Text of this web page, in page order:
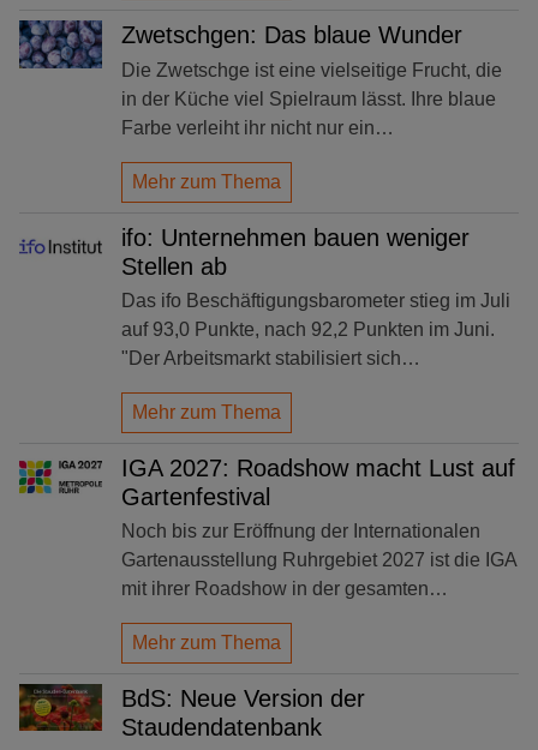
Zwetschgen: Das blaue Wunder
Die Zwetschge ist eine vielseitige Frucht, die
in der Küche viel Spielraum lässt. Ihre blaue
Farbe verleiht ihr nicht nur ein…
Mehr zum Thema
ifo: Unternehmen bauen weniger
Stellen ab
Das ifo Beschäftigungsbarometer stieg im Juli
auf 93,0 Punkte, nach 92,2 Punkten im Juni.
"Der Arbeitsmarkt stabilisiert sich…
Mehr zum Thema
IGA 2027: Roadshow macht Lust auf
Gartenfestival
Noch bis zur Eröffnung der Internationalen
Gartenausstellung Ruhrgebiet 2027 ist die IGA
mit ihrer Roadshow in der gesamten…
Mehr zum Thema
BdS: Neue Version der
Staudendatenbank